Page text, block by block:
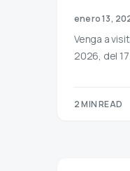
enero 13,
Venga a
2026, del
2 MIN READ